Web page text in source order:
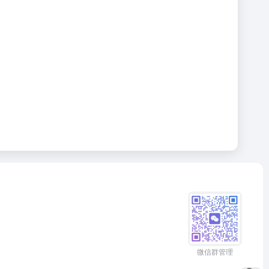
微信群管理